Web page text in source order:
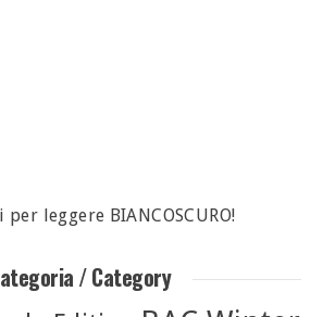
leggere BIANCOSCURO!
/ Category